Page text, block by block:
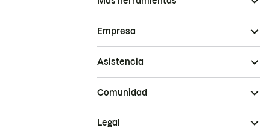
Empresa
Asistencia
Comunidad
Legal